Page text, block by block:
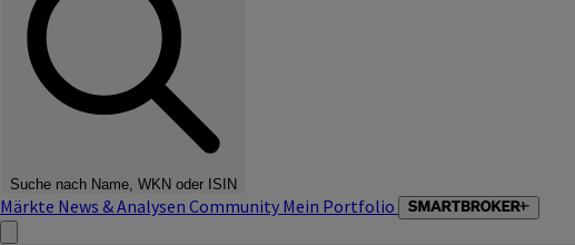
Suche nach Name, WKN oder ISIN
Märkte News & Analysen Community Mein Portfolio